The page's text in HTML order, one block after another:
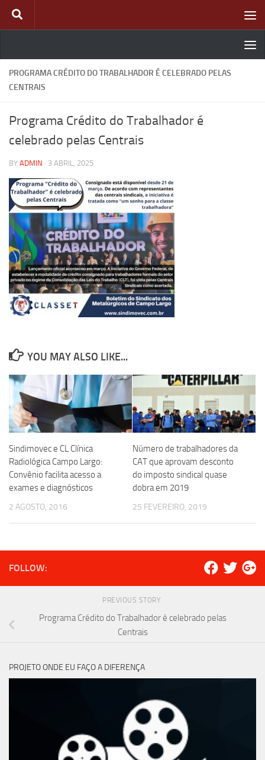
Skip to content
PROGRAMA CRÉDITO DO TRABALHADOR É CELEBRADO PELAS
CENTRAIS
Programa Crédito do Trabalhador é
celebrado pelas Centrais
BY ADMIN · 3 ABRIL, 2025
YOU MAY ALSO LIKE...
Sindimovec e CL Clínica
Radiológica Campo Largo:
Convênio facilita acesso a
exames e diagnósticos
2 AGOSTO, 2016
Número de trabalhadores da
CAT que aprovam desconto
do imposto sindical quase
dobra em 2019
25 FEVEREIRO, 2019
FOLLOW:
PREVIOUS STORY
Programa Crédito do Trabalhador é celebrado pelas
Centrais
PROJETO ONDE EU FAÇO A DIFERENÇA